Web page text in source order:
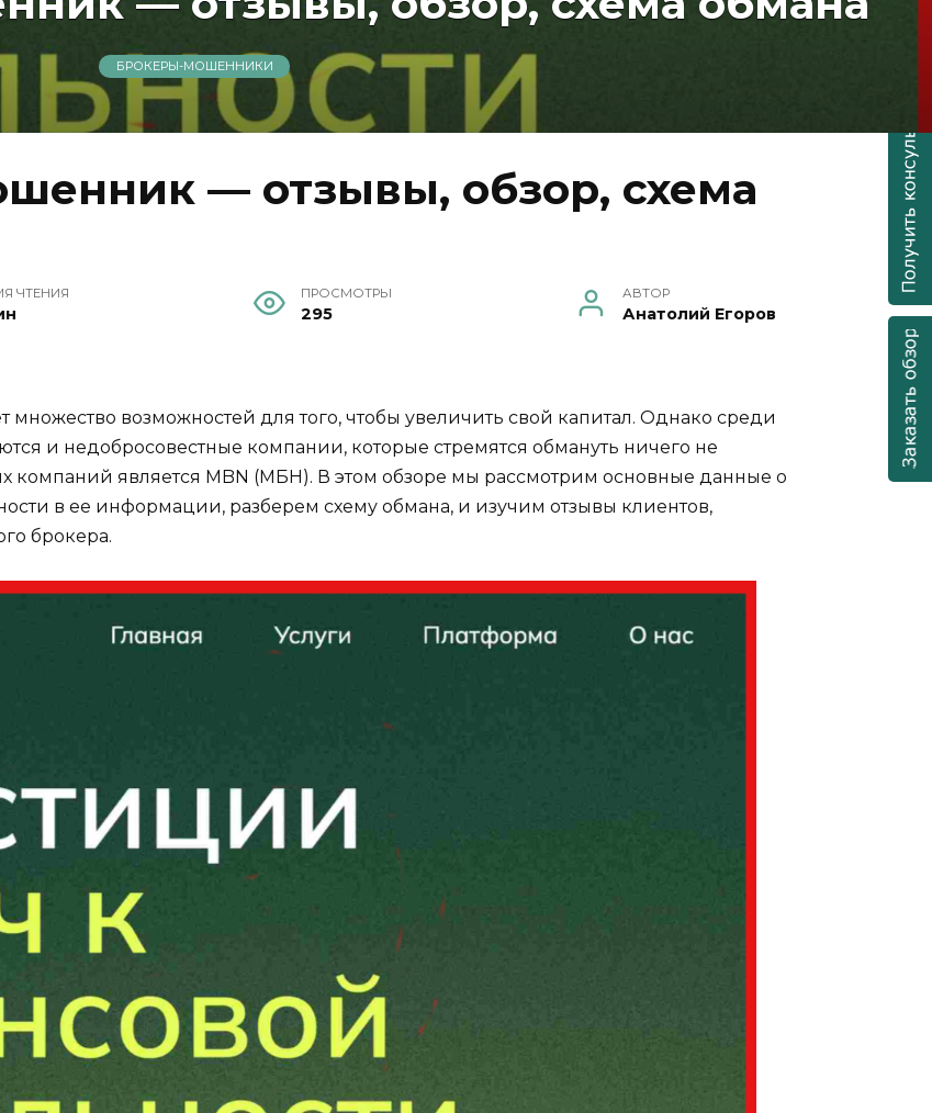
БРОКЕРЫ-МОШЕННИКИ
— отзывы, обзор, схема
ЧТЕНИЯ ПРОСМОТРЫ
295
АВТОР
Анатолий Егоров
возможностей для того, чтобы увеличить свой капитал. Однако среди
и недобросовестные компании, которые стремятся обмануть ничего не
компаний является MBN (МБН). В этом обзоре мы рассмотрим основные данные о
в ее информации, разберем схему обмана, и изучим отзывы клиентов,
брокера.